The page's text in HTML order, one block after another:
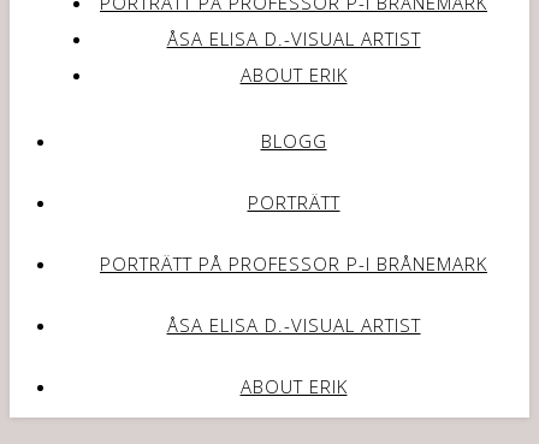
ÅSA ELISA D.-VISUAL ARTIST
ABOUT ERIK
BLOGG
PORTRÄTT
PORTRÄTT PÅ PROFESSOR P-I BRÅNEMARK
ÅSA ELISA D.-VISUAL ARTIST
ABOUT ERIK